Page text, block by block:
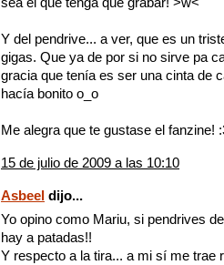
Y del pendrive... a ver, que es un
gigas. Que ya de por si no sirve pa
gracia que tenía es ser una cinta de
hacía bonito o_o
Me alegra que te gustase el fanzine!
15 de julio de 2009 a las 10:10
Asbeel dijo...
Yo opino como Mariu, si pendrives
hay a patadas!!
Y respecto a la tira... a mi sí me trae